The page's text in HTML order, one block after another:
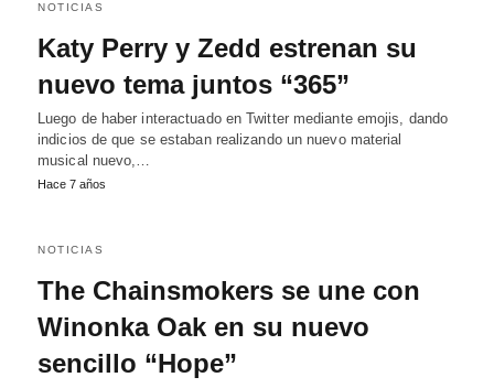
NOTICIAS
Katy Perry y Zedd estrenan su
nuevo tema juntos “365”
Luego de haber interactuado en Twitter mediante emojis, dando
indicios de que se estaban realizando un nuevo material
musical nuevo,…
Hace 7 años
NOTICIAS
The Chainsmokers se une con
Winonka Oak en su nuevo
sencillo “Hope”